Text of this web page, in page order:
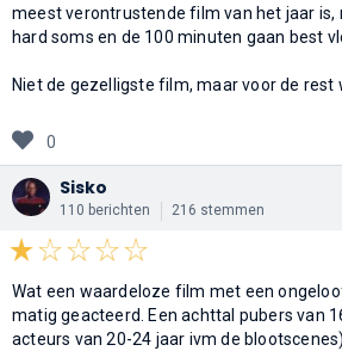
meest verontrustende film van het jaar is,
hard soms en de 100 minuten gaan best
Niet de gezelligste film, maar voor de rest
0
Sisko
110 berichten 216 stemmen
Wat een waardeloze film met een
matig geacteerd. Een achttal pubers van
acteurs van 20-24 jaar ivm de